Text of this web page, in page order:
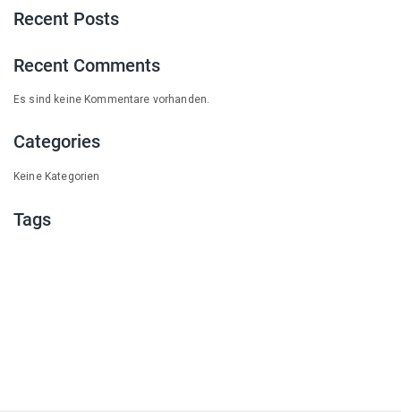
Recent Posts
Recent Comments
Es sind keine Kommentare vorhanden.
Categories
Keine Kategorien
Tags